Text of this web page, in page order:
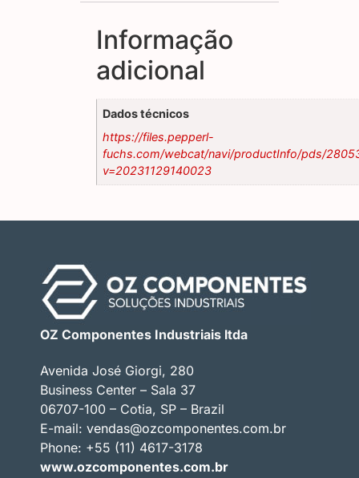
Informação
adicional
Dados técnicos
https://files.pepperl-
fuchs.com/webcat/navi/productInfo/pds/
v=20231129140023
OZ Componentes Industriais ltda
Avenida José Giorgi, 280
Business Center – Sala 37
06707-100 – Cotia, SP – Brazil
E-mail: vendas@ozcomponentes.com.br
Phone: +55 (11) 4617-3178
www.ozcomponentes.com.br